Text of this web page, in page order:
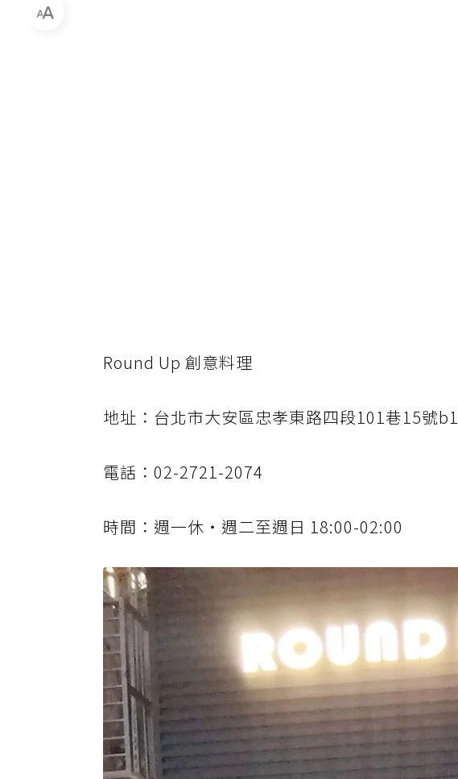
Round Up 創意料理
地址：台北市大安區忠孝東路四段101巷15號b1
電話：02-2721-2074
時間：週一休‧週二至週日 18:00-02:00